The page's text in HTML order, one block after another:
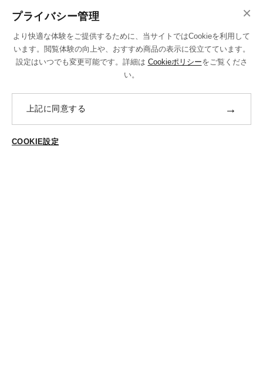
SHOPPING GUIDE
ご注文の流れ
×
プライバシー管理
より快適な体験をご提供するために、当サイトではCookieを利用して
います。閲覧体験の向上や、おすすめ商品の表示に役立てています。
設定はいつでも変更可能です。詳細は Cookieポリシーをご覧くださ
い。
上記に同意する →
COOKIE設定